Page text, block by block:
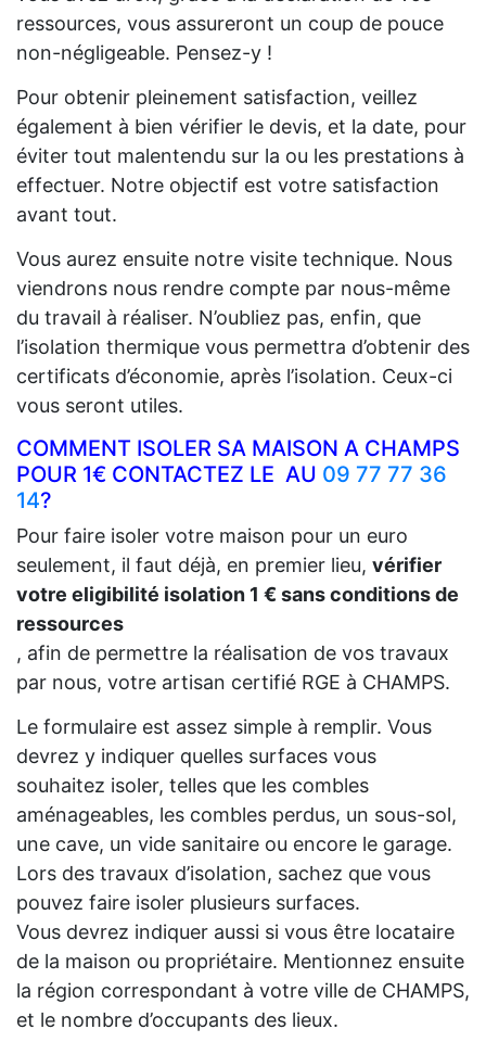
ressources, vous assureront un coup de pouce
non-négligeable. Pensez-y !
Pour obtenir pleinement satisfaction, veillez
également à bien vérifier le devis, et la date, pour
éviter tout malentendu sur la ou les prestations à
effectuer. Notre objectif est votre satisfaction
avant tout.
Vous aurez ensuite notre visite technique. Nous
viendrons nous rendre compte par nous-même
du travail à réaliser. N’oubliez pas, enfin, que
l’isolation thermique vous permettra d’obtenir des
certificats d’économie, après l’isolation. Ceux-ci
vous seront utiles.
COMMENT ISOLER SA MAISON A CHAMPS
POUR 1€ CONTACTEZ LE AU 09 77 77 36
14?
Pour faire isoler votre maison pour un euro
seulement, il faut déjà, en premier lieu, vérifier
votre eligibilité isolation 1 € sans conditions de
ressources
, afin de permettre la réalisation de vos travaux
par nous, votre artisan certifié RGE à CHAMPS.
Le formulaire est assez simple à remplir. Vous
devrez y indiquer quelles surfaces vous
souhaitez isoler, telles que les combles
aménageables, les combles perdus, un sous-sol,
une cave, un vide sanitaire ou encore le garage.
Lors des travaux d’isolation, sachez que vous
pouvez faire isoler plusieurs surfaces.
Vous devrez indiquer aussi si vous être locataire
de la maison ou propriétaire. Mentionnez ensuite
la région correspondant à votre ville de CHAMPS,
et le nombre d’occupants des lieux.